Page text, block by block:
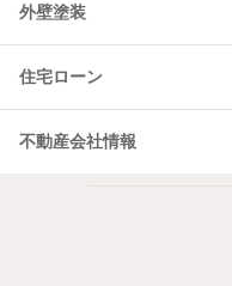
外壁塗装
住宅ローン
不動産会社情報